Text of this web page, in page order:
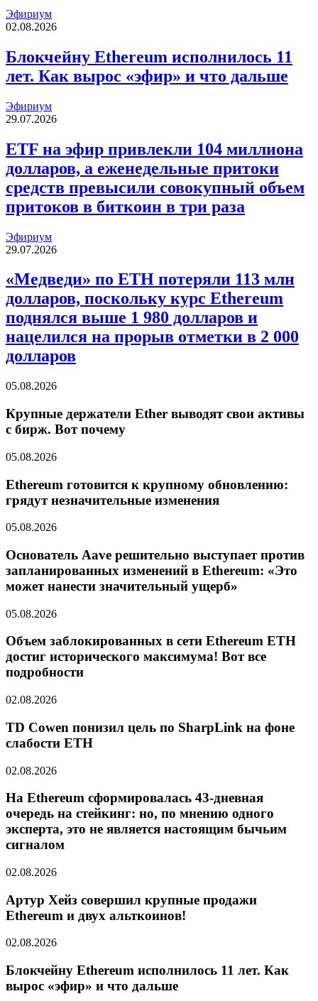
Эфириум
02.08.2026
Блокчейну Ethereum исполнилось 11
лет. Как вырос «эфир» и что дальше
Эфириум
29.07.2026
ETF на эфир привлекли 104 миллиона
долларов, а еженедельные притоки
средств превысили совокупный объем
притоков в биткоин в три раза
Эфириум
29.07.2026
«Медведи» по ETH потеряли 113 млн
долларов, поскольку курс Ethereum
поднялся выше 1 980 долларов и
нацелился на прорыв отметки в 2 000
долларов
05.08.2026
Крупные держатели Ether выводят свои активы
с бирж. Вот почему
05.08.2026
Ethereum готовится к крупному обновлению:
грядут незначительные изменения
05.08.2026
Основатель Aave решительно выступает против
запланированных изменений в Ethereum: «Это
может нанести значительный ущерб»
05.08.2026
Объем заблокированных в сети Ethereum ETH
достиг исторического максимума! Вот все
подробности
02.08.2026
TD Cowen понизил цель по SharpLink на фоне
слабости ETH
02.08.2026
На Ethereum сформировалась 43-дневная
очередь на стейкинг: но, по мнению одного
эксперта, это не является настоящим бычьим
сигналом
02.08.2026
Артур Хейз совершил крупные продажи
Ethereum и двух альткоинов!
02.08.2026
Блокчейну Ethereum исполнилось 11 лет. Как
вырос «эфир» и что дальше